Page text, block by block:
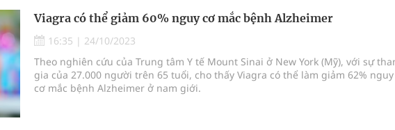
Viagra có thể giảm 60% nguy cơ mắc bệnh Alzheimer
16:35 | 24/10/2023
Theo nghiên cứu của Trung tâm Y tế Mount Sinai ở New York (Mỹ), với sự
gia của 27.000 người trên 65 tuổi, cho thấy Viagra có thể làm giảm 62% nguy
cơ mắc bệnh Alzheimer ở nam giới.